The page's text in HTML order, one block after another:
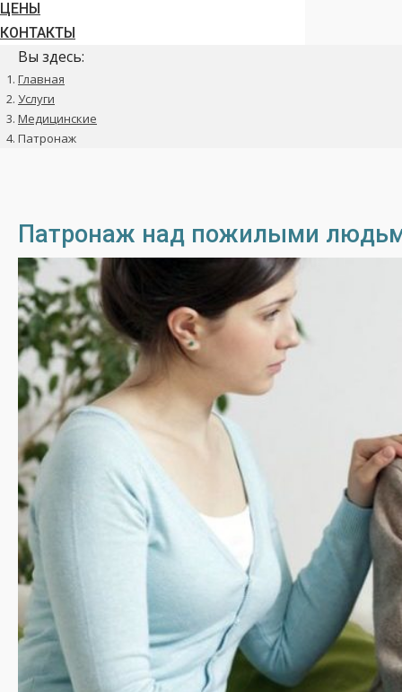
ЦЕНЫ
КОНТАКТЫ
Вы здесь:
Главная
Услуги
Медицинские
Патронаж
Патронаж над пожилыми